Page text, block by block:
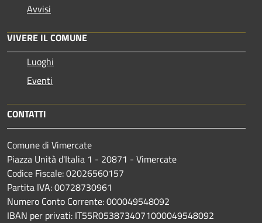
Avvisi
VIVERE IL COMUNE
Luoghi
Eventi
CONTATTI
Comune di Vimercate
Piazza Unità d'Italia 1 - 20871 - Vimercate
Codice Fiscale: 02026560157
Partita IVA: 00728730961
Numero Conto Corrente: 000049548092
IBAN per privati: IT55R0538734071000049548092